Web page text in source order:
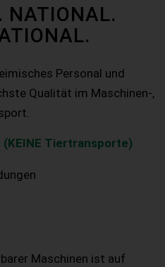
NATIONAL.
Personal und
Qualität im Maschinen-,
(KEINE Tiertransporte)
Maschinen ist auf